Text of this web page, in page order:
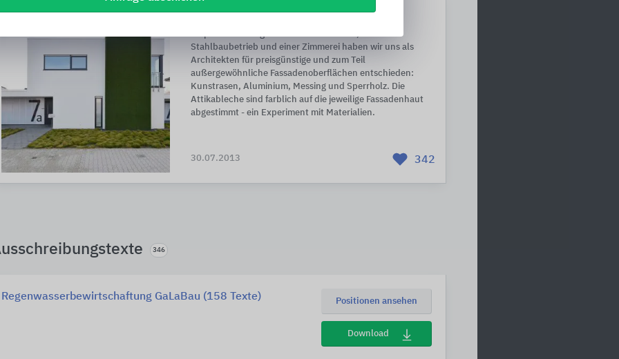
Kuben x 4 - sozialer Wohnungsbau
Stahlbaubetrieb und einer Zimmerei haben wir uns als
Architekten für preisgünstige und zum Teil
außergewöhnliche Fassadenoberflächen entschieden:
Kunstrasen, Aluminium, Messing und Sperrholz. Die
Attikableche sind farblich auf die jeweilige Fassadenhaut
abgestimmt - ein Experiment mit Materialien.
30.07.2013 342
346
Regenwasserbewirtschaftung GaLaBau (158 Texte) Positionen ansehen
Download